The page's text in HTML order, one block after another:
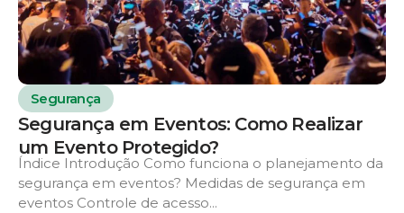
Segurança
Segurança em Eventos: Como Realizar
um Evento Protegido?
Índice Introdução Como funciona o planejamento da
segurança em eventos? Medidas de segurança em
eventos Controle de acesso...